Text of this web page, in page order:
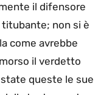
il difensore
non si è
come avrebbe
il verdetto
state queste le sue